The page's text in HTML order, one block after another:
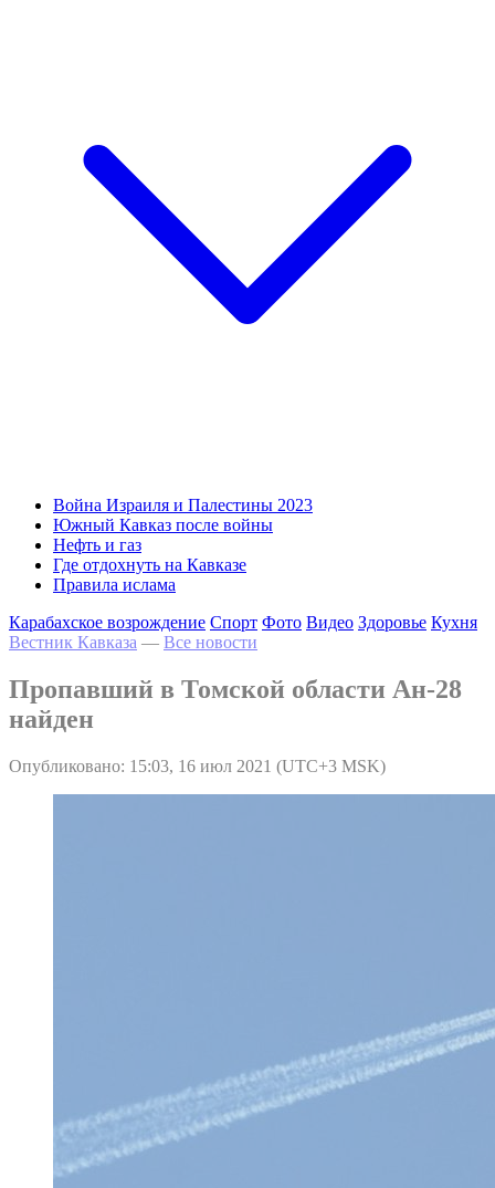
Война Израиля и Палестины 2023
Южный Кавказ после войны
Нефть и газ
Где отдохнуть на Кавказе
Правила ислама
Карабахское возрождение Спорт Фото Видео Здоровье Кухня
Вестник Кавказа — Все новости
Пропавший в Томской области Ан-28
найден
Опубликовано: 15:03, 16 июл 2021 (UTC+3 MSK)